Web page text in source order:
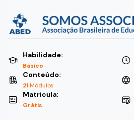
Habilidade:
Básico
Conteúdo:
21Módulos
Matricula:
Grátis.